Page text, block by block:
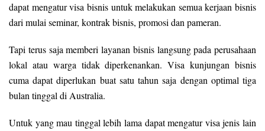
dapat mengatur visa bisnis untuk melakukan semua kerjaan bisnis
dari mulai seminar, kontrak bisnis, promosi dan pameran.
Tapi terus saja memberi layanan bisnis langsung pada perusahaan
lokal atau warga tidak diperkenankan. Visa kunjungan bisnis
cuma dapat diperlukan buat satu tahun saja dengan optimal tiga
bulan tinggal di Australia.
Untuk yang mau tinggal lebih lama dapat mengatur visa jenis lain